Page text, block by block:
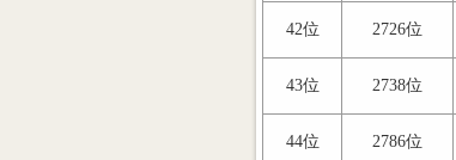
42位 2726位
43位 2738位
44位 2786位